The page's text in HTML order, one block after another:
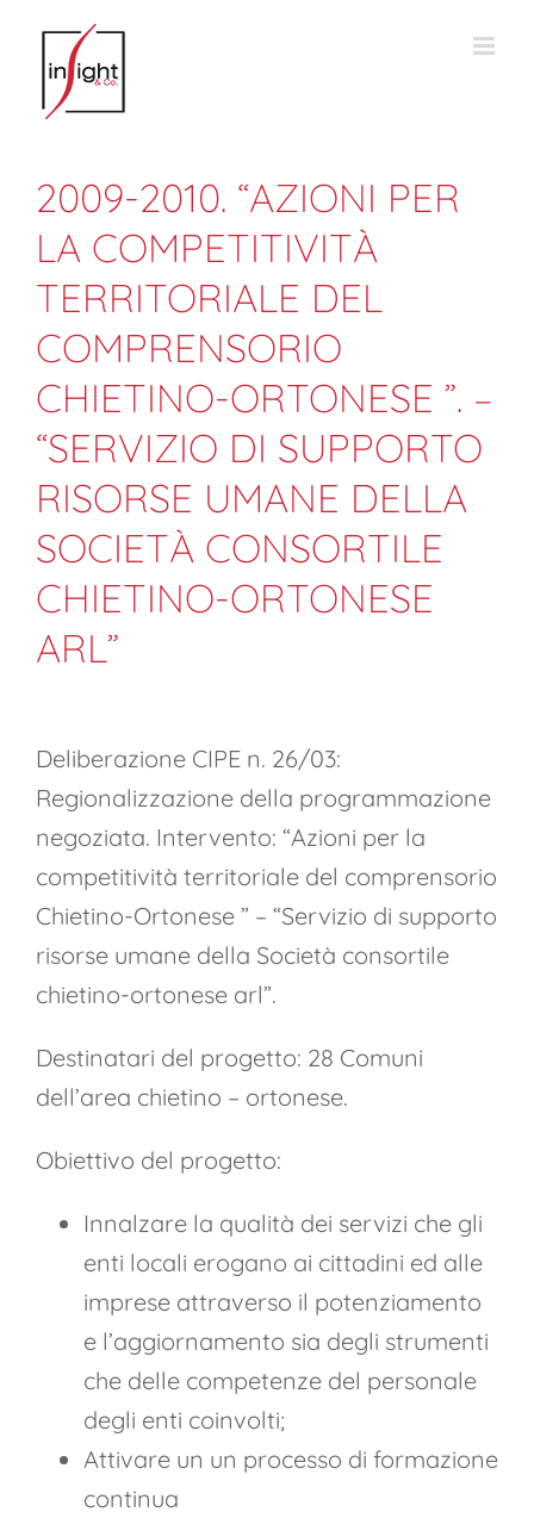
contenuto
2009-2010. “AZIONI PER
LA COMPETITIVITÀ
TERRITORIALE DEL
COMPRENSORIO
CHIETINO-ORTONESE ”. –
“SERVIZIO DI SUPPORTO
RISORSE UMANE DELLA
SOCIETÀ CONSORTILE
CHIETINO-ORTONESE
ARL”
Deliberazione CIPE n. 26/03:
Regionalizzazione della programmazione
negoziata. Intervento: “Azioni per la
competitività territoriale del comprensorio
Chietino-Ortonese ” – “Servizio di supporto
risorse umane della Società consortile
chietino-ortonese arl”.
Destinatari del progetto: 28 Comuni
dell’area chietino – ortonese.
Obiettivo del progetto:
Innalzare la qualità dei servizi che gli
enti locali erogano ai cittadini ed alle
imprese attraverso il potenziamento
e l’aggiornamento sia degli strumenti
che delle competenze del personale
degli enti coinvolti;
Attivare un un processo di formazione
continua